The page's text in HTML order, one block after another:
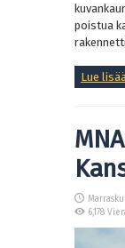
poistua
Lue
6,178